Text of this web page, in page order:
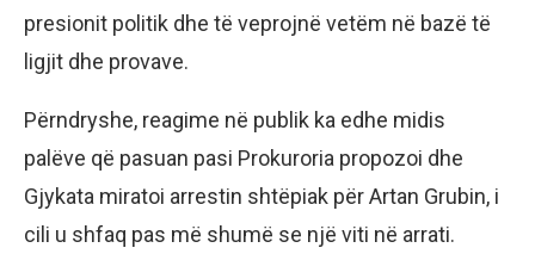
presionit politik dhe të veprojnë vetëm në bazë të
ligjit dhe provave.
Përndryshe, reagime në publik ka edhe midis
palëve që pasuan pasi Prokuroria propozoi dhe
Gjykata miratoi arrestin shtëpiak për Artan Grubin, i
cili u shfaq pas më shumë se një viti në arrati.